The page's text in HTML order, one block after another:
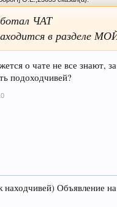
ЧАТ
в разделе
о чате не все знают,
подоходчивей?
находчивей) Объявление